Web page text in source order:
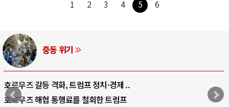
1 2 3 4 5 6
AI와 인간
중국 AI, 저가 공세로 글로벌 토큰 시..
AI 국부펀드 구상 놓고 미국 진보진영 ..